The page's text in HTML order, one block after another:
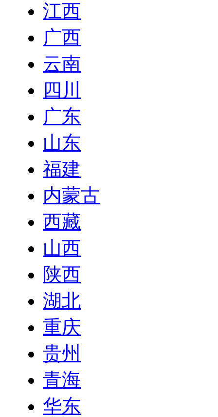
江西
广西
云南
四川
广东
山东
福建
内蒙古
西藏
山西
陕西
湖北
重庆
贵州
青海
华东